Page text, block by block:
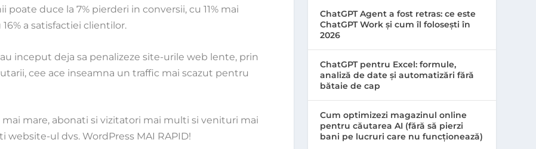
duce la 7% pierderi in conversii, cu 11% mai
a satisfactiei clientilor.
inceput deja sa penalizeze site-urile web lente, prin
cee ace inseamna un traffic mai scazut pentru
mare, abonati si vizitatori mai multi si venituri mai
ul dvs. WordPress MAI RAPID!
ChatGPT Agent a fost retras: ce este
ChatGPT Work și cum îl folosești în
2026
ChatGPT pentru Excel: formule,
analiză de date și automatizări fără
bătaie de cap
Cum optimizezi magazinul online
pentru căutarea AI (fără să pierzi
bani pe lucruri care nu funcționează)